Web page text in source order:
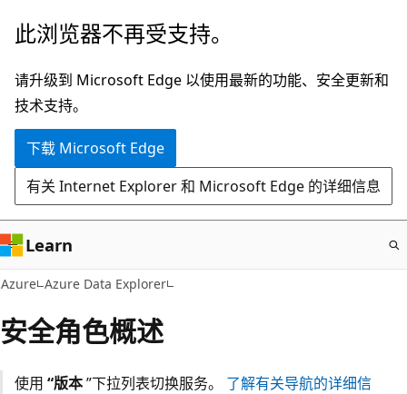
跳
主
要
内
此浏览器不再受支持。
请升级到 Microsoft Edge 以使用最新的功能、安全更新和
技术支持。
下载 Microsoft Edge
有关 Internet Explorer 和 Microsoft Edge 的详细信息
Learn
Azure Azure Data Explorer
安全角色概述
使用 “版本”下拉列表切换服务。 了解有关导航的详细信